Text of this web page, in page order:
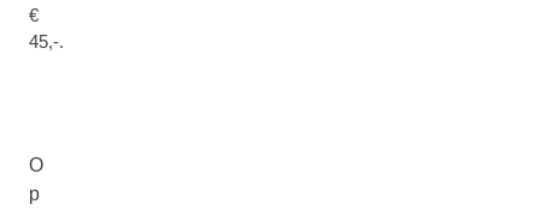
€
45,-.
O
p